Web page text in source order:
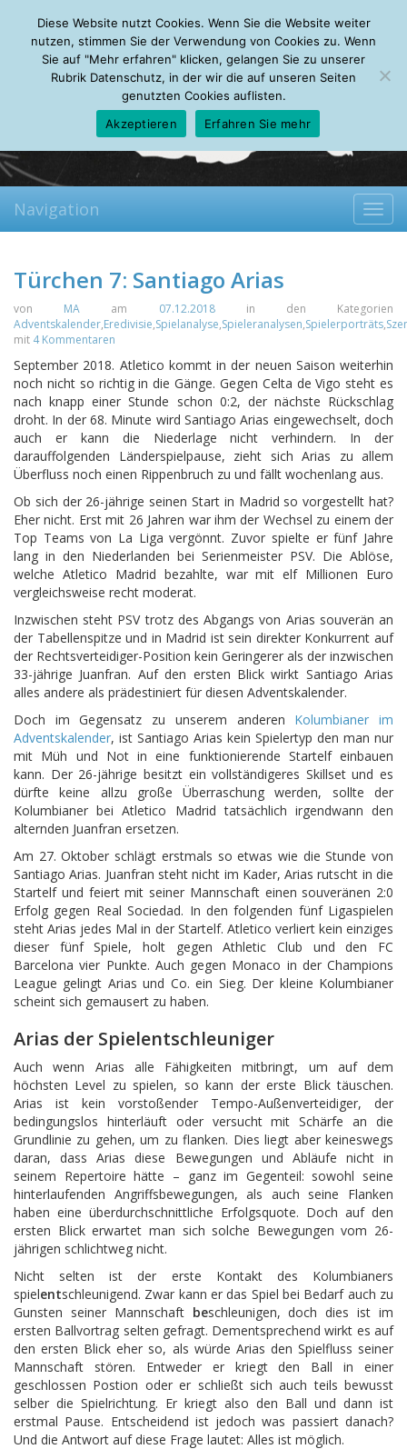
Friday, 07.08.2026
Mein Account
About Autoren Leseempfehlungen FAQ
Navigation
Türchen 7: Santiago Arias
von MA am 07.12.2018in den Kategorien
Adventskalender,Eredivisie,Spielanalyse,Spieleranalysen,Spielerporträts,
mit 4 Kommentaren
September 2018. Atletico kommt in der neuen Saison weiterhin
noch nicht so richtig in die Gänge. Gegen Celta de Vigo steht es
nach knapp einer Stunde schon 0:2, der nächste Rückschlag
droht. In der 68. Minute wird Santiago Arias eingewechselt, doch
auch er kann die Niederlage nicht verhindern. In der
darauffolgenden Länderspielpause, zieht sich Arias zu allem
Überfluss noch einen Rippenbruch zu und fällt wochenlang aus.
Ob sich der 26-jährige seinen Start in Madrid so vorgestellt hat?
Eher nicht. Erst mit 26 Jahren war ihm der Wechsel zu einem der
Top Teams von La Liga vergönnt. Zuvor spielte er fünf Jahre
lang in den Niederlanden bei Serienmeister PSV. Die Ablöse,
welche Atletico Madrid bezahlte, war mit elf Millionen Euro
vergleichsweise recht moderat.
Inzwischen steht PSV trotz des Abgangs von Arias souverän an
der Tabellenspitze und in Madrid ist sein direkter Konkurrent auf
der Rechtsverteidiger-Position kein Geringerer als der inzwischen
33-jährige Juanfran. Auf den ersten Blick wirkt Santiago Arias
alles andere als prädestiniert für diesen Adventskalender.
Doch im Gegensatz zu unserem anderen Kolumbianer im
Adventskalender, ist Santiago Arias kein Spielertyp den man nur
mit Müh und Not in eine funktionierende Startelf einbauen
kann. Der 26-jährige besitzt ein vollständigeres Skillset und es
dürfte keine allzu große Überraschung werden, sollte der
Kolumbianer bei Atletico Madrid tatsächlich irgendwann den
alternden Juanfran ersetzen.
Am 27. Oktober schlägt erstmals so etwas wie die Stunde von
Santiago Arias. Juanfran steht nicht im Kader, Arias rutscht in die
Startelf und feiert mit seiner Mannschaft einen souveränen 2:0
Erfolg gegen Real Sociedad. In den folgenden fünf Ligaspielen
steht Arias jedes Mal in der Startelf. Atletico verliert kein einziges
dieser fünf Spiele, holt gegen Athletic Club und den FC
Barcelona vier Punkte. Auch gegen Monaco in der Champions
League gelingt Arias und Co. ein Sieg. Der kleine Kolumbianer
scheint sich gemausert zu haben.
Arias der Spielentschleuniger
Auch wenn Arias alle Fähigkeiten mitbringt, um auf dem
höchsten Level zu spielen, so kann der erste Blick täuschen.
Arias ist kein vorstoßender Tempo-Außenverteidiger, der
bedingungslos hinterläuft oder versucht mit Schärfe an die
Grundlinie zu gehen, um zu flanken. Dies liegt aber keineswegs
daran, dass Arias diese Bewegungen und Abläufe nicht in
seinem Repertoire hätte – ganz im Gegenteil: sowohl seine
hinterlaufenden Angriffsbewegungen, als auch seine Flanken
haben eine überdurchschnittliche Erfolgsquote. Doch auf den
ersten Blick erwartet man sich solche Bewegungen vom 26-
jährigen schlichtweg nicht.
Nicht selten ist der erste Kontakt des Kolumbianers
spielentschleunigend. Zwar kann er das Spiel bei Bedarf auch zu
Gunsten seiner Mannschaft beschleunigen, doch dies ist im
ersten Ballvortrag selten gefragt. Dementsprechend wirkt es auf
den ersten Blick eher so, als würde Arias den Spielfluss seiner
Mannschaft stören. Entweder er kriegt den Ball in einer
geschlossen Postion oder er schließt sich auch teils bewusst
selber die Spielrichtung. Er kriegt also den Ball und dann ist
erstmal Pause. Entscheidend ist jedoch was passiert danach?
Und die Antwort auf diese Frage lautet: Alles ist möglich.
Diese Website nutzt Cookies. Wenn Sie die Website weiter
nutzen, stimmen Sie der Verwendung von Cookies zu. Wenn
Sie auf "Mehr erfahren" klicken, gelangen Sie zu unserer
Rubrik Datenschutz, in der wir die auf unseren Seiten
genutzten Cookies auflisten.
Akzeptieren
Erfahren Sie mehr